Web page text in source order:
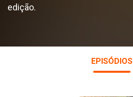
edição.
EPISÓDIOS